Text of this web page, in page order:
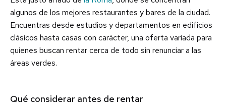
algunos de los mejores restaurantes y bares de la ciudad.
Encuentras desde estudios y departamentos en edificios
clásicos hasta casas con carácter, una oferta variada para
quienes buscan rentar cerca de todo sin renunciar a las
áreas verdes.
Qué considerar antes de rentar